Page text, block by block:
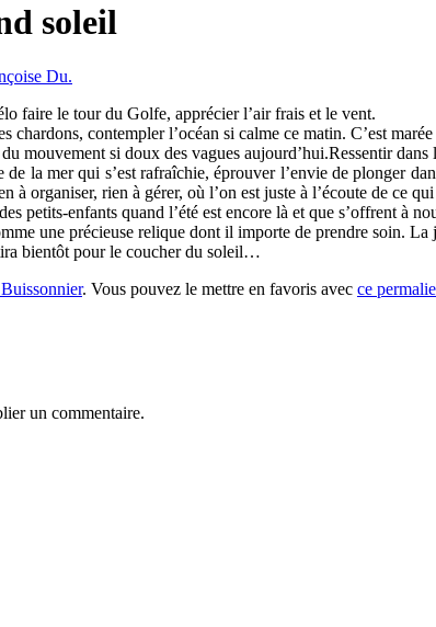
soleil
Du.
faire le tour du Golfe, apprécier l’air frais et le vent.
chardons, contempler l’océan si calme ce matin. C’est
mouvement si doux des vagues aujourd’hui.Ressentir
la mer qui s’est rafraîchie, éprouver l’envie de plonger
à organiser, rien à gérer, où l’on est juste à l’écoute de ce
petits-enfants quand l’été est encore là et que s’offrent à
une précieuse relique dont il importe de prendre soin.
bientôt pour le coucher du soleil…
. Vous pouvez le mettre en favoris avec ce
un commentaire.